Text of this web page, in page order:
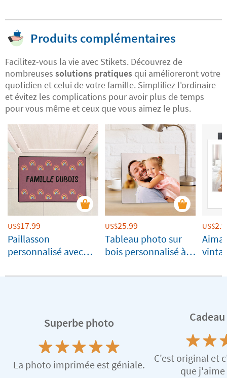
Produits complémentaires
Facilitez-vous la vie avec Stikets. Découvrez de
nombreuses solutions pratiques qui amélioreront votre
quotidien et celui de votre famille. Simplifiez l'ordinaire
et évitez les complications pour avoir plus de temps
pour vous même et ceux que vous aimez le plus.
US$17.99
Paillasson
personnalisé avec
US$25.99
Tableau photo sur
bois personnalisé à
US$
Superbe photo
La photo imprimée est géniale.
C'est original et
que